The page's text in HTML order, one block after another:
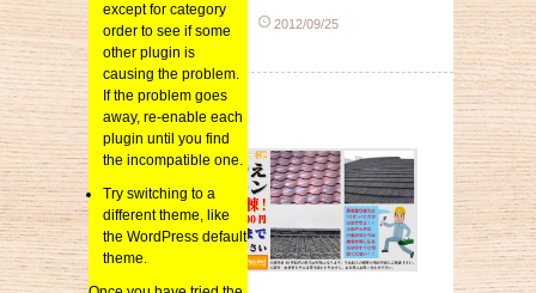
sai_kenchiku
2012/09/25
総合
except for category
order to see if some
other plugin is
causing the problem.
If the problem goes
away, re-enable each
plugin until you find
the incompatible one.
Try switching to a
different theme, like
the WordPress default
theme.